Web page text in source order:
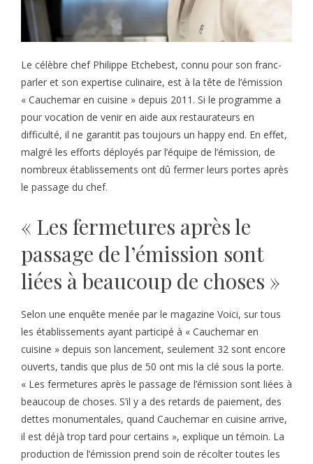
Le célèbre chef Philippe Etchebest, connu pour son franc-
parler et son expertise culinaire, est à la tête de l’émission
« Cauchemar en cuisine » depuis 2011. Si le programme a
pour vocation de venir en aide aux restaurateurs en
difficulté, il ne garantit pas toujours un happy end. En effet,
malgré les efforts déployés par l’équipe de l’émission, de
nombreux établissements ont dû fermer leurs portes après
le passage du chef.
« Les fermetures après le
passage de l’émission sont
liées à beaucoup de choses »
Selon une enquête menée par le magazine Voici, sur tous
les établissements ayant participé à « Cauchemar en
cuisine » depuis son lancement, seulement 32 sont encore
ouverts, tandis que plus de 50 ont mis la clé sous la porte.
« Les fermetures après le passage de l’émission sont liées à
beaucoup de choses. S’il y a des retards de paiement, des
dettes monumentales, quand Cauchemar en cuisine arrive,
il est déjà trop tard pour certains », explique un témoin. La
production de l’émission prend soin de récolter toutes les